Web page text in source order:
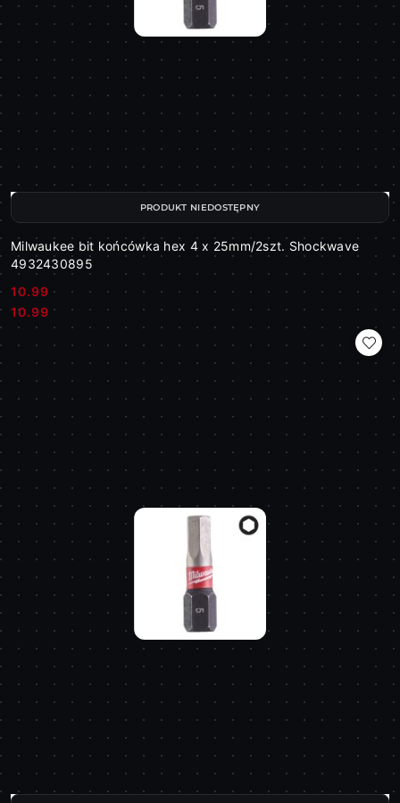
Milwaukee bit końcówka hex 4 x 25mm/2szt. Shockwave
4932430895
Cena:
10.99
Cena:
10.99
PRODUKT NIEDOSTĘPNY